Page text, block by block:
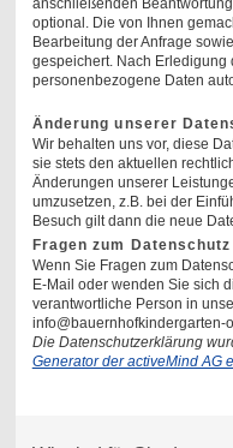
anschließenden
optional. Die von Ihnen
Bearbeitung der Anfrage
gespeichert. Nach Erledigung
personenbezogene Daten
Änderung unserer
Wir behalten uns vor, diese
sie stets den aktuellen
Änderungen unserer
umzusetzen, z.B. bei der
Besuch gilt dann die neue
Fragen zum Datenschutz
Wenn Sie Fragen zum
E-Mail oder wenden Sie sich
verantwortliche Person in
info@bauernhofkindergarten-
Die Datenschutzerklärung
Generator der activeMind AG